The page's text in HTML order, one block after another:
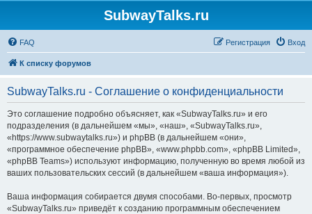
SubwayTalks.ru
FAQ Вход
Регистрация
К списку форумов
SubwayTalks.ru - Соглашение о конфиденциальности
Это соглашение подробно объясняет, как «SubwayTalks.ru» и его
подразделения (в дальнейшем «мы», «наш», «SubwayTalks.ru»,
«https://www.subwaytalks.ru») и phpBB (в дальнейшем «они»,
«программное обеспечение phpBB», «www.phpbb.com», «phpBB Limited»,
«phpBB Teams») используют информацию, полученную во время любой из
ваших пользовательских сессий (в дальнейшем «ваша информация»).
Ваша информация собирается двумя способами. Во-первых, просмотр
«SubwayTalks.ru» приведёт к созданию программным обеспечением